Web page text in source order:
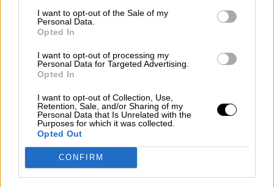
I want to opt-out of the Sale of my
Personal Data.
Opted In
I want to opt-out of processing my
Personal Data for Targeted Advertising.
Opted In
I want to opt-out of Collection, Use,
Retention, Sale, and/or Sharing of my
Personal Data that Is Unrelated with the
Purposes for which it was collected.
Opted Out
CONFIRM
mi pesadilla
Por María Pérez Herrero
OPINIONES PLURALES